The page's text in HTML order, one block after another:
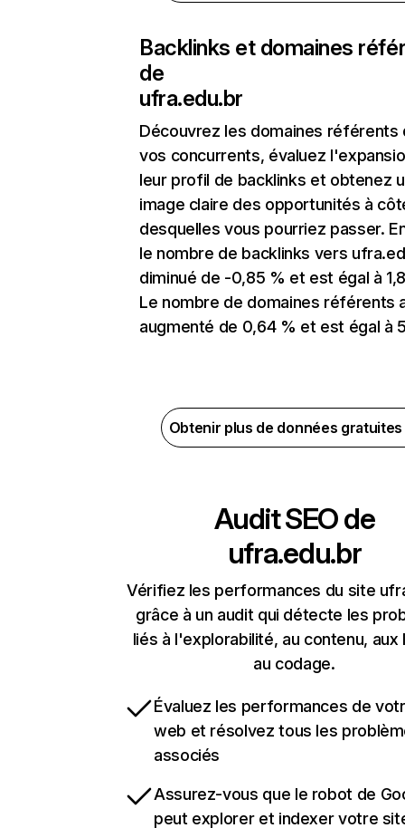
Backlinks et domaines
de
ufra.edu.br
Découvrez les domaines référents
vos concurrents, évaluez
leur profil de backlinks et obtenez
image claire des opportunités à
desquelles vous pourriez passer.
le nombre de backlinks vers
diminué de -0,85 % et est égal à
Le nombre de domaines référents
augmenté de 0,64 % et est égal à
Obtenir plus de données
Audit SEO de
ufra.edu.br
Vérifiez les performances du site
grâce à un audit qui détecte les
liés à l'explorabilité, au contenu, aux
au codage.
Évaluez les performances de
web et résolvez tous les
associés
Assurez-vous que le robot de
peut explorer et indexer votre